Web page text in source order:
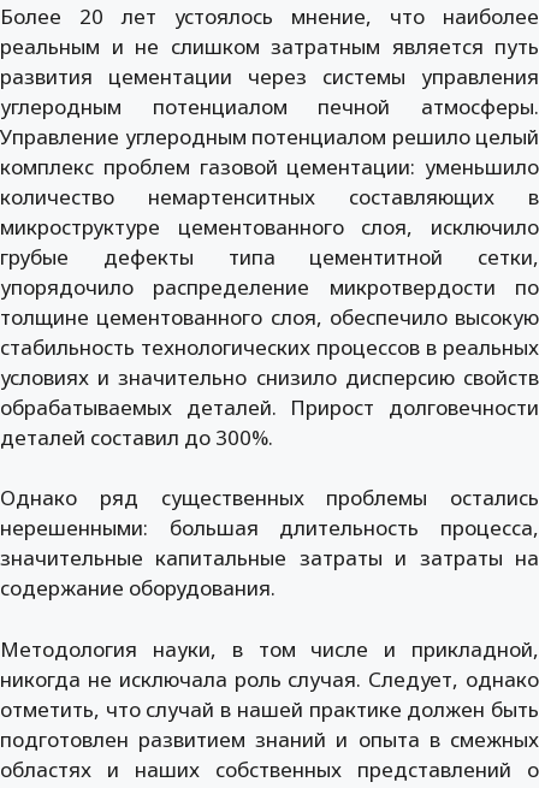
Более 20 лет устоялось мнение, что наиболее
реальным и не слишком затратным является путь
развития цементации через системы управления
углеродным потенциалом печной атмосферы.
Управление углеродным потенциалом решило целый
комплекс проблем газовой цементации: уменьшило
количество немартенситных составляющих в
микроструктуре цементованного слоя, исключило
грубые дефекты типа цементитной сетки,
упорядочило распределение микротвердости по
толщине цементованного слоя, обеспечило высокую
стабильность технологических процессов в реальных
условиях и значительно снизило дисперсию свойств
обрабатываемых деталей. Прирост долговечности
деталей составил до 300%.
Однако ряд существенных проблемы остались
нерешенными: большая длительность процесса,
значительные капитальные затраты и затраты на
содержание оборудования.
Методология науки, в том числе и прикладной,
никогда не исключала роль случая. Следует, однако
отметить, что случай в нашей практике должен быть
подготовлен развитием знаний и опыта в смежных
областях и наших собственных представлений о